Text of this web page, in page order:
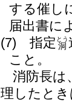
する催し
届出書に
(7)
指定 洞
とう
こと。
消防長は
理したと